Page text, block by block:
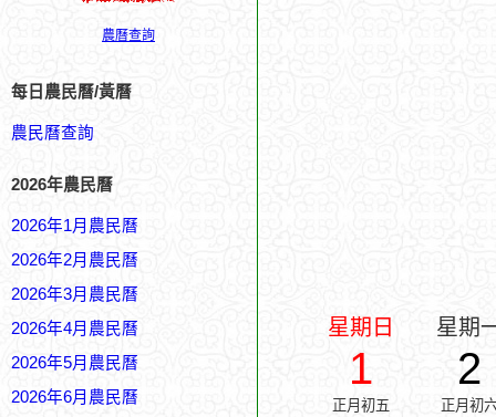
農曆查詢
每日農民曆/黃曆
農民曆查詢
2026年農民曆
2026年1月農民曆
2026年2月農民曆
2026年3月農民曆
2026年4月農民曆
2026年5月農民曆
2026年6月農民曆
星期日 星期
1
正月初五
2
正月初